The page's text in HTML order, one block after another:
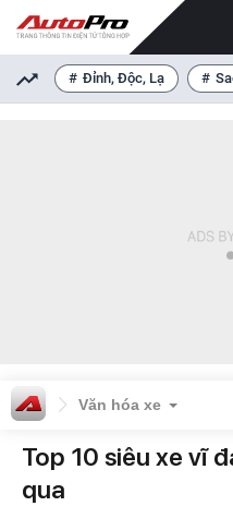
Đỉnh, Độc, Lạ
Văn hóa xe
Top 10 siêu xe vĩ
qua